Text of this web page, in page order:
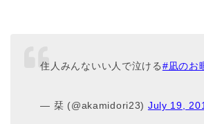
住人みんないい人で泣ける#凪のお
— 栞 (@akamidori23) July 19,